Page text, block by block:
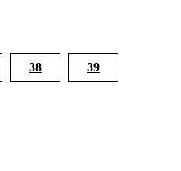
38 39